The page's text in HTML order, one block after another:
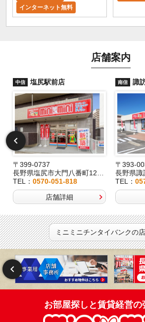
インターネット無料
店舗案内
中信 塩尻駅前店
〒399-0737
長野県塩尻市大門八番町12-29
TEL： 0570-051-818
店舗詳細
南信 諏
〒393-
長野県諏訪
TEL：
ミニミニチンタイバンクの
お部屋探しと賃貸経営の